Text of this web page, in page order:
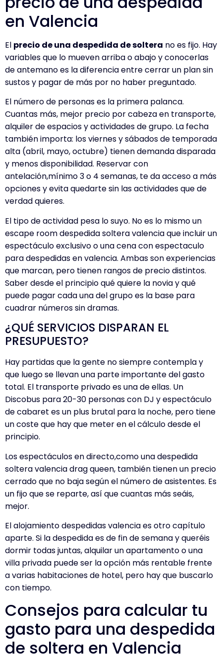
en Valencia
El precio de una despedida de soltera no es fijo. Hay
variables que lo mueven arriba o abajo y conocerlas
de antemano es la diferencia entre cerrar un plan sin
sustos y pagar de más por no haber preguntado.
El número de personas es la primera palanca.
Cuantas más, mejor precio por cabeza en transporte,
alquiler de espacios y actividades de grupo. La fecha
también importa: los viernes y sábados de temporada
alta (abril, mayo, octubre) tienen demanda disparada
y menos disponibilidad. Reservar con
antelación,mínimo 3 o 4 semanas, te da acceso a más
opciones y evita quedarte sin las actividades que de
verdad quieres.
El tipo de actividad pesa lo suyo. No es lo mismo un
escape room despedida soltera valenciaque incluir un
espectáculo exclusivo o unacena con espectaculo
para despedidas en valencia. Ambas son experiencias
que marcan, pero tienen rangos de precio distintos.
Saber desde el principio qué quiere la novia y qué
puede pagar cada una del grupo es la base para
cuadrar números sin dramas.
¿QUÉ SERVICIOS DISPARAN EL
PRESUPUESTO?
Hay partidas que la gente no siempre contempla y
que luego se llevan una parte importante del gasto
total. El transporte privado es una de ellas. Un
Discobus para 20-30 personas con DJ y espectáculo
de cabaret es un plus brutal para la noche, pero tiene
un coste que hay que meter en el cálculo desde el
principio.
Los espectáculos en directo,como unadespedida
soltera valencia drag queen, también tienen un precio
cerrado que no baja según el número de asistentes. Es
un fijo que se reparte, así que cuantas más seáis,
mejor.
Elalojamiento despedidas valenciaes otro capítulo
aparte. Si la despedida es de fin de semana y queréis
dormir todas juntas, alquilar un apartamento o una
villa privada puede ser la opción más rentable frente
a varias habitaciones de hotel, pero hay que buscarlo
con tiempo.
Consejos para calcular tu
gasto para una despedida
de soltera en Valencia